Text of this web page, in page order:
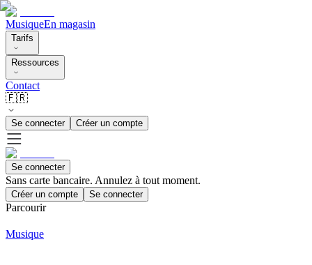
MusiqueEn magasin
Tarifs
Ressources
Contact
🇫🇷
Se connecter Créer un compte
Se connecter
Sans carte bancaire. Annulez à tout moment.
Créer un compte Se connecter
Parcourir
Musique